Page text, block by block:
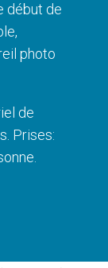
début de
photo
de
Prises: